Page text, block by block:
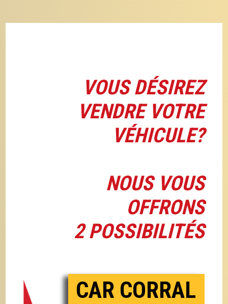
VOUS DÉSIREZ
VENDRE VOTRE
VÉHICULE?
NOUS VOUS
OFFRONS
2 POSSIBILITÉS
CAR CORRAL